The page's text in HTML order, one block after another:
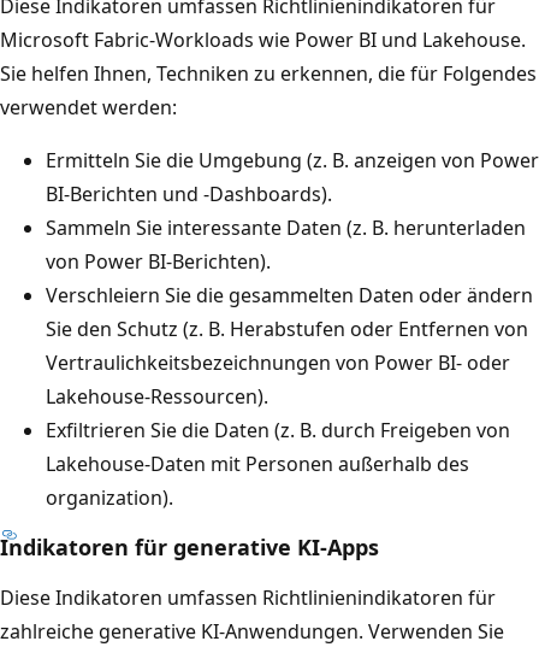
Diese Indikatoren umfassen Richtlinienindikatoren für
Microsoft Fabric-Workloads wie Power BI und Lakehouse.
Sie helfen Ihnen, Techniken zu erkennen, die für Folgendes
verwendet werden:
Ermitteln Sie die Umgebung (z. B. anzeigen von Power
BI-Berichten und -Dashboards).
Sammeln Sie interessante Daten (z. B. herunterladen
von Power BI-Berichten).
Verschleiern Sie die gesammelten Daten oder ändern
Sie den Schutz (z. B. Herabstufen oder Entfernen von
Vertraulichkeitsbezeichnungen von Power BI- oder
Lakehouse-Ressourcen).
Exfiltrieren Sie die Daten (z. B. durch Freigeben von
Lakehouse-Daten mit Personen außerhalb des
organization).
Indikatoren für generative KI-Apps
Diese Indikatoren umfassen Richtlinienindikatoren für
zahlreiche generative KI-Anwendungen. Verwenden Sie